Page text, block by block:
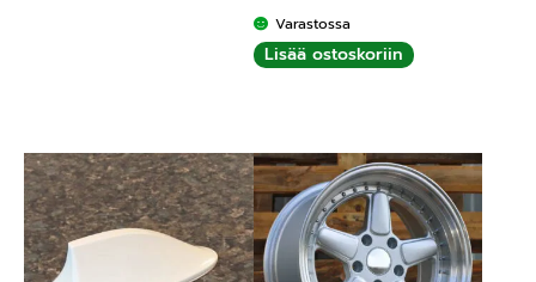
Varastossa
Lisää ostoskoriin